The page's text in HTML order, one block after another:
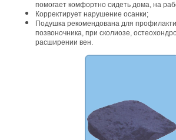
помогает комфортно сидеть дома, на
Корректирует нарушение осанки;
Подушка рекомендована для
позвоночника, при сколиозе,
расширении вен.